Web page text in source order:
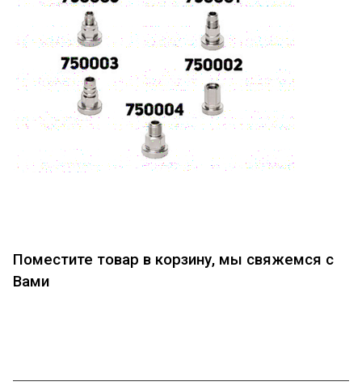
Поместите товар в корзину, мы свяжемся с
Вами